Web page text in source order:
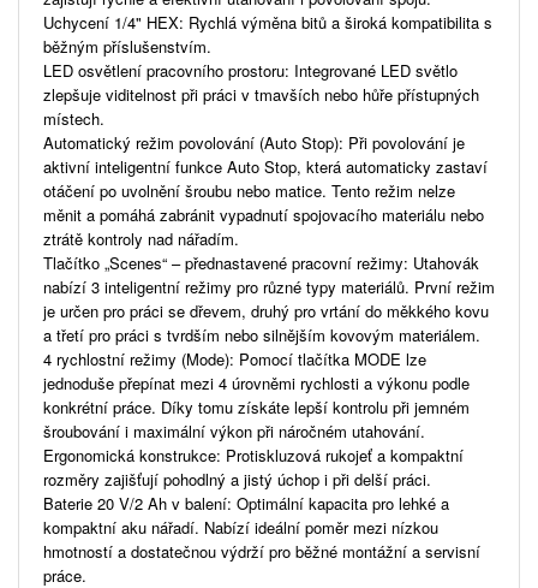
Uchycení 1/4" HEX: Rychlá výměna bitů a široká kompatibilita s
běžným příslušenstvím.
LED osvětlení pracovního prostoru: Integrované LED světlo
zlepšuje viditelnost při práci v tmavších nebo hůře přístupných
místech.
Automatický režim povolování (Auto Stop): Při povolování je
aktivní inteligentní funkce Auto Stop, která automaticky zastaví
otáčení po uvolnění šroubu nebo matice. Tento režim nelze
měnit a pomáhá zabránit vypadnutí spojovacího materiálu nebo
ztrátě kontroly nad nářadím.
Tlačítko „Scenes“ – přednastavené pracovní režimy: Utahovák
nabízí 3 inteligentní režimy pro různé typy materiálů. První režim
je určen pro práci se dřevem, druhý pro vrtání do měkkého kovu
a třetí pro práci s tvrdším nebo silnějším kovovým materiálem.
4 rychlostní režimy (Mode): Pomocí tlačítka MODE lze
jednoduše přepínat mezi 4 úrovněmi rychlosti a výkonu podle
konkrétní práce. Díky tomu získáte lepší kontrolu při jemném
šroubování i maximální výkon při náročném utahování.
Ergonomická konstrukce: Protiskluzová rukojeť a kompaktní
rozměry zajišťují pohodlný a jistý úchop i při delší práci.
Baterie 20 V/2 Ah v balení: Optimální kapacita pro lehké a
kompaktní aku nářadí. Nabízí ideální poměr mezi nízkou
hmotností a dostatečnou výdrží pro běžné montážní a servisní
práce.